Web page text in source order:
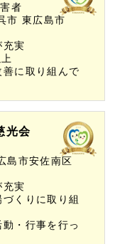
者
市東広島市
充実
に取り組んで
光会
島市安佐南区
充実
くりに取り組
・行事を行っ